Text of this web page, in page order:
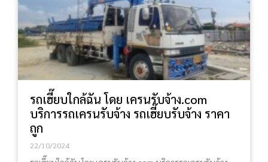
รถเฮี๊ยบใกล้ฉัน โดย เครนรับจ้าง.com
บริการรถเครนรับจ้าง รถเฮี๊ยบรับจ้าง ราคา
ถูก
22/10/2024